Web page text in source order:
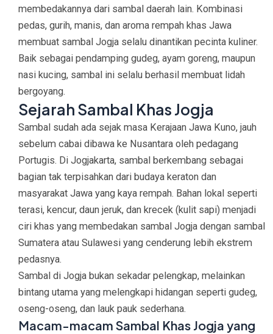
membedakannya dari sambal daerah lain. Kombinasi
pedas, gurih, manis, dan aroma rempah khas Jawa
membuat sambal Jogja selalu dinantikan pecinta kuliner.
Baik sebagai pendamping gudeg, ayam goreng, maupun
nasi kucing, sambal ini selalu berhasil membuat lidah
bergoyang.
Sejarah Sambal Khas Jogja
Sambal sudah ada sejak masa Kerajaan Jawa Kuno, jauh
sebelum cabai dibawa ke Nusantara oleh pedagang
Portugis. Di Jogjakarta, sambal berkembang sebagai
bagian tak terpisahkan dari budaya keraton dan
masyarakat Jawa yang kaya rempah. Bahan lokal seperti
terasi, kencur, daun jeruk, dan krecek (kulit sapi) menjadi
ciri khas yang membedakan sambal Jogja dengan sambal
Sumatera atau Sulawesi yang cenderung lebih ekstrem
pedasnya.
Sambal di Jogja bukan sekadar pelengkap, melainkan
bintang utama yang melengkapi hidangan seperti gudeg,
oseng-oseng, dan lauk pauk sederhana.
Macam-macam Sambal Khas Jogja yang